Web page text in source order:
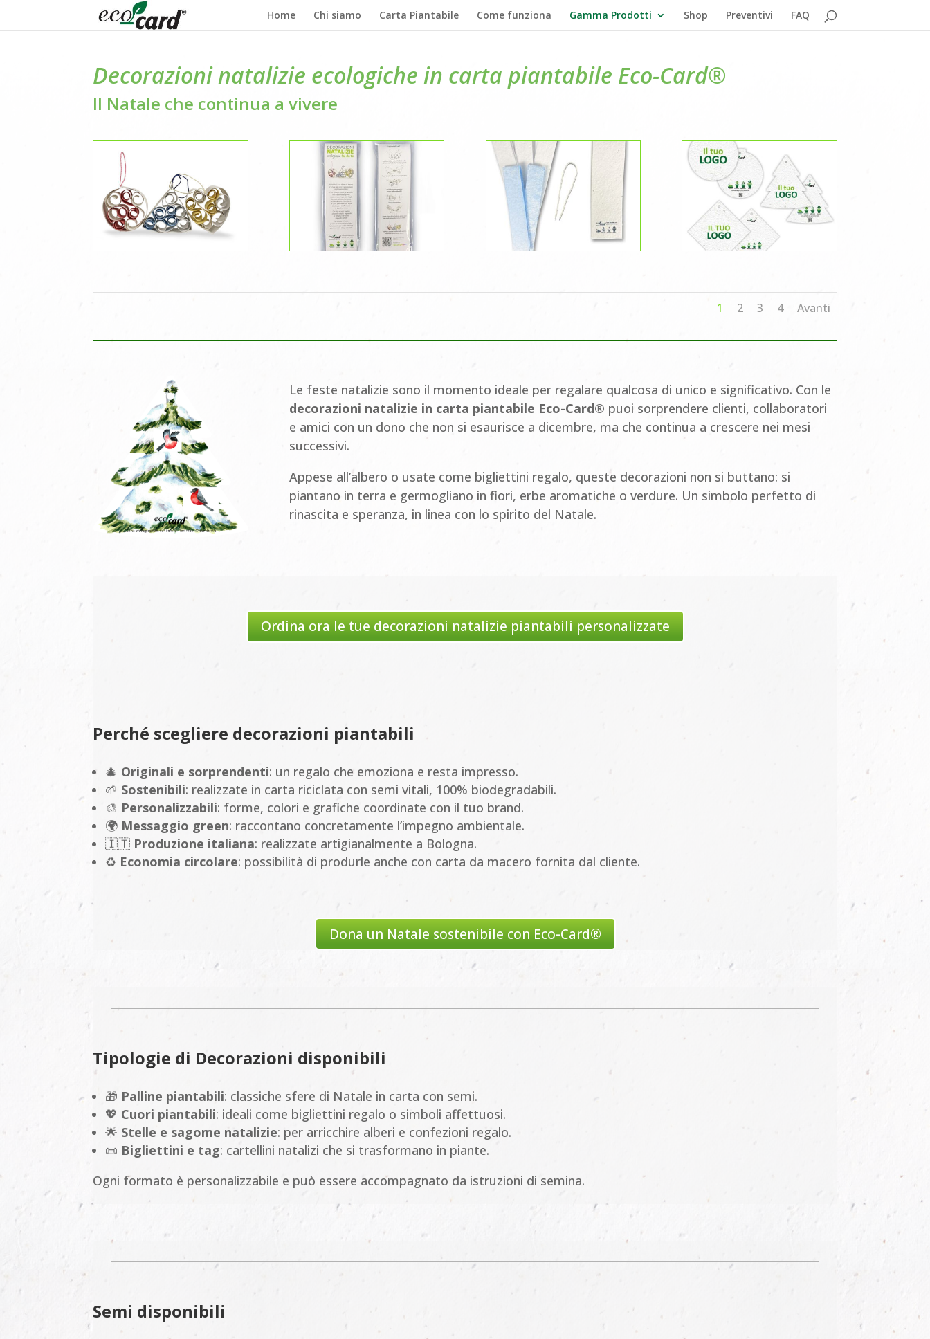
Home Chi siamo Carta Piantabile Come funziona Gamma Prodotti Shop Preventivi FAQ
Decorazioni natalizie ecologiche in carta piantabile Eco-Card®
Il Natale che continua a vivere
1 2 3 4 Avanti
Le feste natalizie sono il momento ideale per regalare qualcosa di unico e significativo. Con le
decorazioni natalizie in carta piantabile Eco-Card® puoi sorprendere clienti, collaboratori
e amici con un dono che non si esaurisce a dicembre, ma che continua a crescere nei mesi
successivi.
Appese all’albero o usate come bigliettini regalo, queste decorazioni non si buttano: si
piantano in terra e germogliano in fiori, erbe aromatiche o verdure. Un simbolo perfetto di
rinascita e speranza, in linea con lo spirito del Natale.
Ordina ora le tue decorazioni natalizie piantabili personalizzate
Perché scegliere decorazioni piantabili
🎄 Originali e sorprendenti: un regalo che emoziona e resta impresso.
🌱 Sostenibili: realizzate in carta riciclata con semi vitali, 100% biodegradabili.
🎨 Personalizzabili: forme, colori e grafiche coordinate con il tuo brand.
🌍 Messaggio green: raccontano concretamente l’impegno ambientale.
🇮🇹 Produzione italiana: realizzate artigianalmente a Bologna.
♻️ Economia circolare: possibilità di produrle anche con carta da macero fornita dal cliente.
Dona un Natale sostenibile con Eco-Card®
Tipologie di Decorazioni disponibili
🎁 Palline piantabili: classiche sfere di Natale in carta con semi.
💖 Cuori piantabili: ideali come bigliettini regalo o simboli affettuosi.
🌟 Stelle e sagome natalizie: per arricchire alberi e confezioni regalo.
📜 Bigliettini e tag: cartellini natalizi che si trasformano in piante.
Ogni formato è personalizzabile e può essere accompagnato da istruzioni di semina.
Semi disponibili